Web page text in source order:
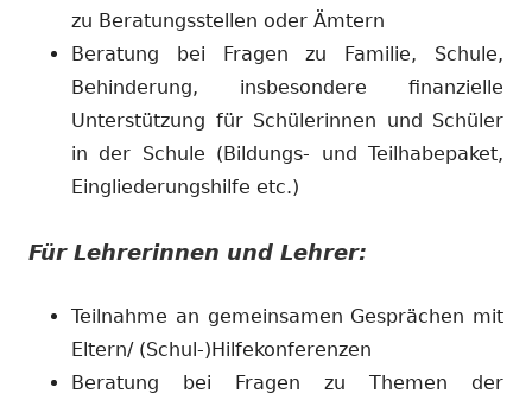
zu Beratungsstellen oder Ämtern
Beratung bei Fragen zu Familie, Schule,
Behinderung, insbesondere finanzielle
Unterstützung für Schülerinnen und Schüler
in der Schule (Bildungs- und Teilhabepaket,
Eingliederungshilfe etc.)
Für Lehrerinnen und Lehrer:
Teilnahme an gemeinsamen Gesprächen mit
Eltern/ (Schul-)Hilfekonferenzen
Beratung bei Fragen zu Themen der